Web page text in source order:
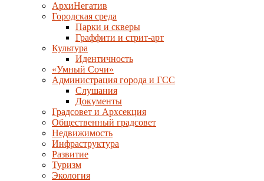
АрхиНегатив
Городская среда
Парки и скверы
Граффити и стрит-арт
Культура
Идентичность
«Умный Сочи»
Администрация города и ГСС
Слушания
Документы
Градсовет и Архсекция
Общественный градсовет
Недвижимость
Инфраструктура
Развитие
Туризм
Экология